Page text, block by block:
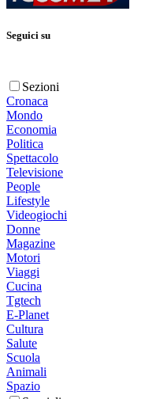
Seguici su
Sezioni
Cronaca
Mondo
Economia
Politica
Spettacolo
Televisione
People
Lifestyle
Videogiochi
Donne
Magazine
Motori
Viaggi
Cucina
Tgtech
E-Planet
Cultura
Salute
Scuola
Animali
Spazio